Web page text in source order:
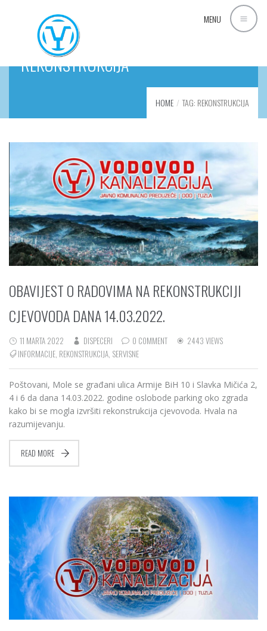
MENU
REKONSTRUKCIJA
HOME TAG: REKONSTRUKCIJA
OBAVIJEST O RADOVIMA NA REKONSTRUKCIJI
CJEVOVODA DANA 14.03.2022.
11 MARTA 2022 DISPECERI 0 COMMENT
2443 VIEWS
INFORMACIJE REKONSTRUKCIJA SERVISNE
Poštovani, Mole se građani ulica Armije BiH 10 i Slavka Mičića 2,
4 i 6 da dana 14.03.2022. godine oslobode parking oko zgrada
kako bi se mogla izvršiti rekonstrukcija cjevovoda. Hvala na
razumijevanju.
READ MORE